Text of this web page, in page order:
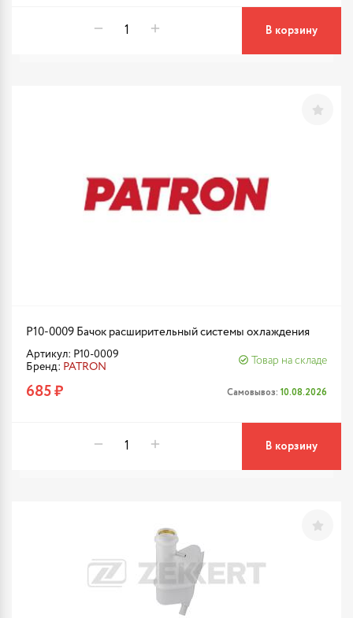
В корзину
P10-0009 Бачок расширительный системы охлаждения
Артикул: P10-0009
Бренд: PATRON
Товар на складе
685 ₽ Самовывоз: 10.08.2026
В корзину